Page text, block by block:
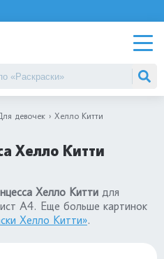
девочек
Хелло Китти
Хелло Китти
Хелло Китти для
А4. Еще больше картинок
Хелло Китти».